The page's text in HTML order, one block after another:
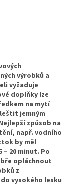
výrobků a
vyžaduje
doplňky lze
na mytí
jemným
způsob na
např. vodního
by měl
20 minut. Po
opláchnout
z
vysokého lesku